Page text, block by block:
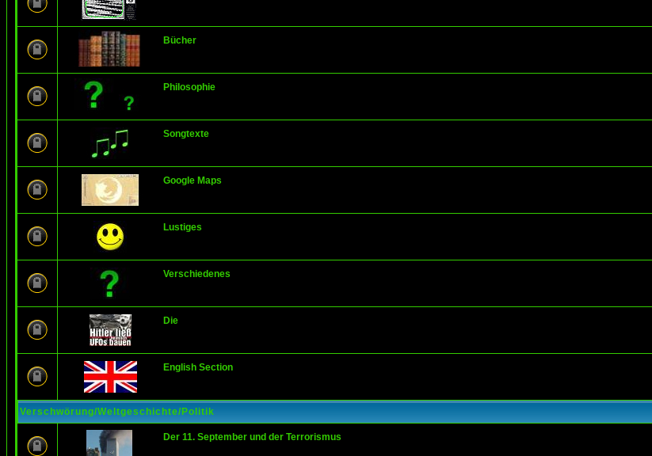
Bücher
Philosophie
Songtexte
Google Maps
Lustiges
Verschiedenes
Die
English Section
Verschwörung/Weltgeschichte/Politik
Der 11. September und der Terrorismus